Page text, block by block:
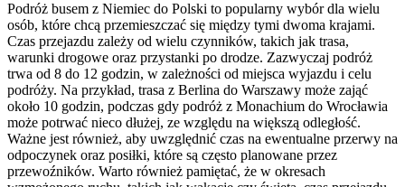
Podróż busem z Niemiec do Polski to popularny wybór dla wielu
osób, które chcą przemieszczać się między tymi dwoma krajami.
Czas przejazdu zależy od wielu czynników, takich jak trasa,
warunki drogowe oraz przystanki po drodze. Zazwyczaj podróż
trwa od 8 do 12 godzin, w zależności od miejsca wyjazdu i celu
podróży. Na przykład, trasa z Berlina do Warszawy może zająć
około 10 godzin, podczas gdy podróż z Monachium do Wrocławia
może potrwać nieco dłużej, ze względu na większą odległość.
Ważne jest również, aby uwzględnić czas na ewentualne przerwy na
odpoczynek oraz posiłki, które są często planowane przez
przewoźników. Warto również pamiętać, że w okresach